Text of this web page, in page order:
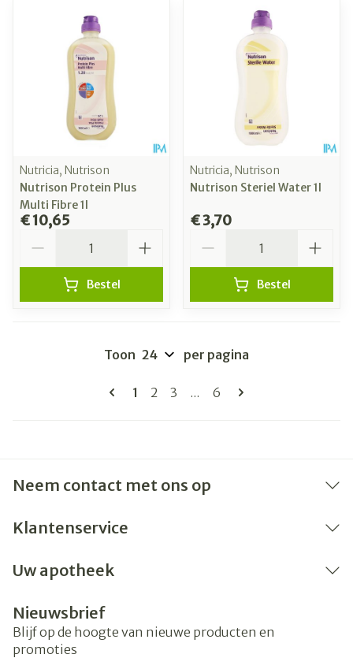
Nutricia, Nutrison
Nutrison Protein Plus
Multi Fibre 1l
€ 10,65
Bestel
Nutricia, Nutrison
Nutrison Steriel Water 1l
€ 3,70
Bestel
Pagina's
U lees momenteel pagina
1 Pagina
2 Pagina
3 ... Pagina
6
Toon per pagina
Neem contact met ons op
Klantenservice
Uw apotheek
Nieuwsbrief
Blijf op de hoogte van nieuwe producten en
promoties